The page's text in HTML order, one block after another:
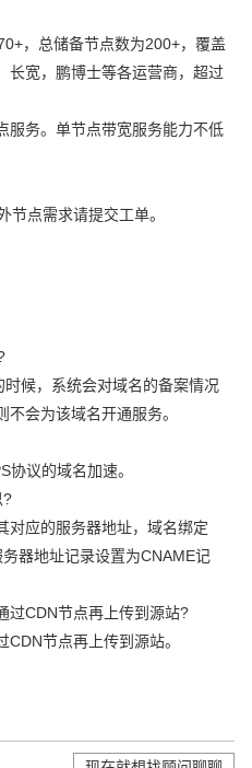
，总储备节点数为200+，覆盖
长宽，鹏博士等各运营商，超过
服务。单节点带宽服务能力不低
节点需求请提交工单。
候，系统会对域名的备案情况
会为该域名开通服务。
协议的域名加速。
?
对应的服务器地址，域名绑定
器地址记录设置为CNAME记
过CDN节点再上传到源站?
节点再上传到源站。